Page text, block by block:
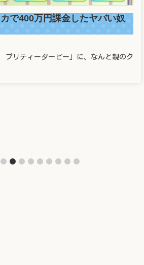
で400万円課金したヤバい奴
リティーダービー」に、なんと親のク